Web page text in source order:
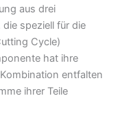
aus drei
speziell für die
Cycle)
hat ihre
entfalten
ihrer Teile